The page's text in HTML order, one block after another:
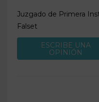
Juzgado de Primera
Falset
ESCRIBE UNA
OPINIÓN